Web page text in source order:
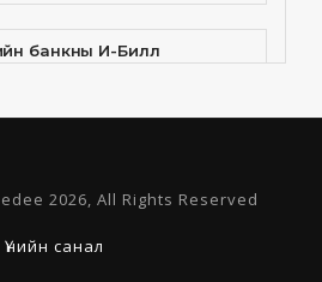
банкны И-Билл
Голомт банк
06-25 | 9:33:55
банк, Санхүү Эдийн
Их Сургууль хамтын
байгууллаа
2026, All Rights Reserved
Үнийн санал